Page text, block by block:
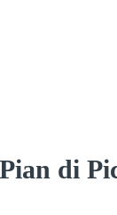
di